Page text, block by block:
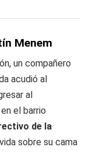
Menem
un compañero
acudió al
al
el barrio
de la
sobre su cama